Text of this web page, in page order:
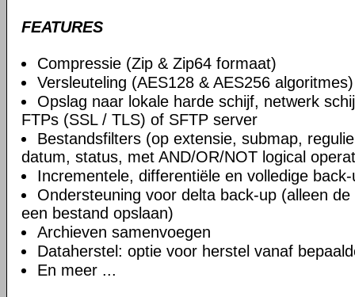
FEATURES
Compressie (Zip & Zip64 formaat)
Versleuteling (AES128 & AES256 algoritmes)
Opslag naar lokale harde schijf, netwerk
FTPs (SSL / TLS) of SFTP server
Bestandsfilters (op extensie, submap,
datum, status, met AND/OR/NOT logical
Incrementele, differentiële en volledige back-
Ondersteuning voor delta back-up (alleen
een bestand opslaan)
Archieven samenvoegen
Dataherstel: optie voor herstel vanaf
En meer ...